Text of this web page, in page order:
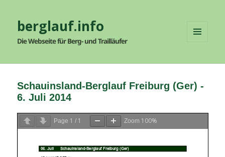
berglauf.info
Die Webseite für Berg- und Trailläufer
WIDGETS
Schauinsland-Berglauf Freiburg (Ger) -
6. Juli 2014
Page 1 / 1 Zoom 100%